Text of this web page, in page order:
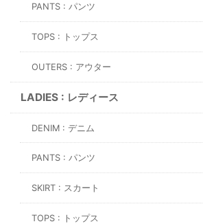
PANTS : パンツ
TOPS : トップス
OUTERS : アウター
LADIES : レディース
DENIM : デニム
PANTS : パンツ
SKIRT : スカート
TOPS : トップス